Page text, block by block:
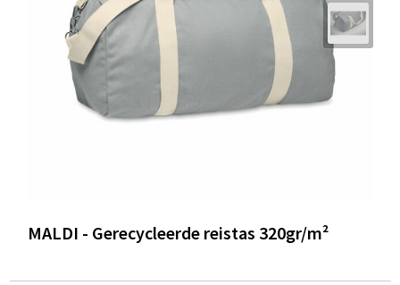
MALDI - Gerecycleerde reistas 320gr/m²